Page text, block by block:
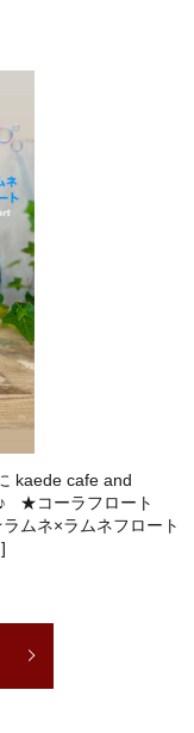
kaede cafe and
♪ ★コーラフロート
ネ×ラムネフロート